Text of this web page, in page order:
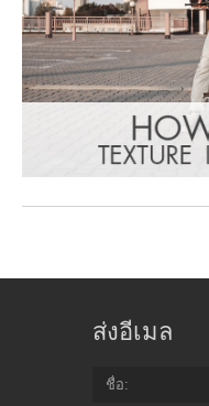
ส่งอีเมล
ชื่อ